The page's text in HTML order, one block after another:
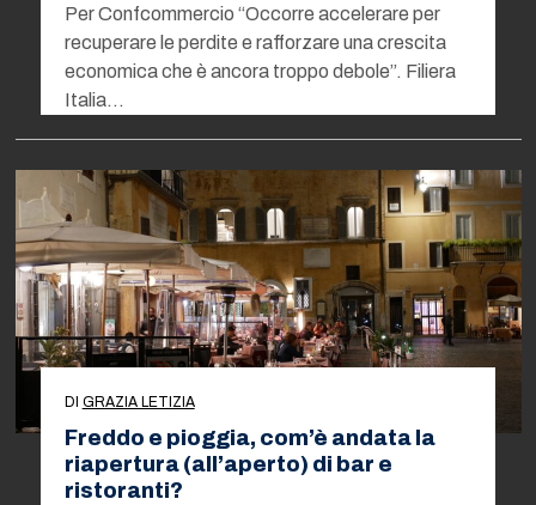
Per Confcommercio “Occorre accelerare per
recuperare le perdite e rafforzare una crescita
economica che è ancora troppo debole”. Filiera
Italia…
DI GRAZIA LETIZIA
Freddo e pioggia, com’è andata la
riapertura (all’aperto) di bar e
ristoranti?